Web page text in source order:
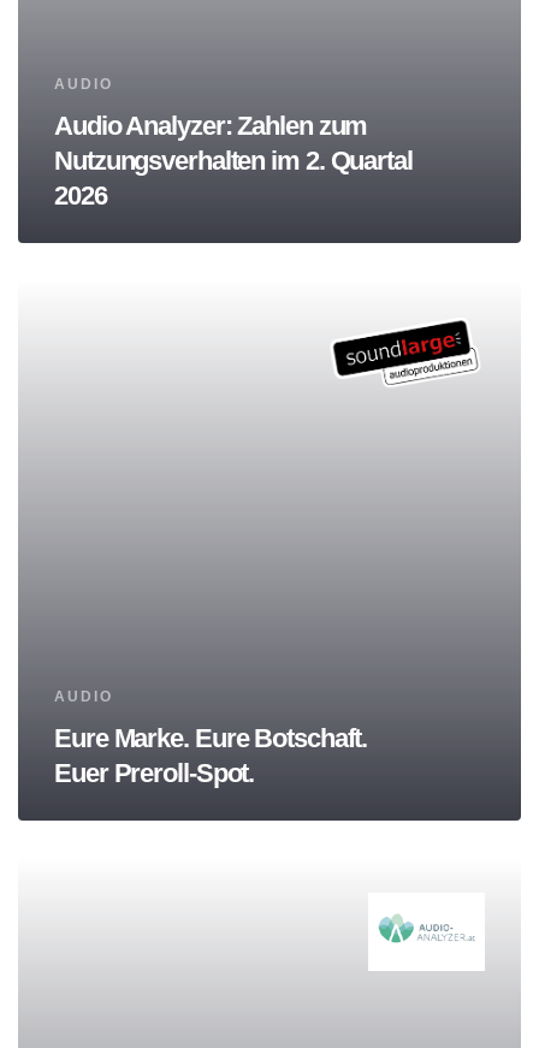
Tags
AUDIO
Audio Analyzer: Zahlen zum
Nutzungsverhalten im 2. Quartal
2026
Tags
AUDIO
Eure Marke. Eure Botschaft.
Euer Preroll-Spot.